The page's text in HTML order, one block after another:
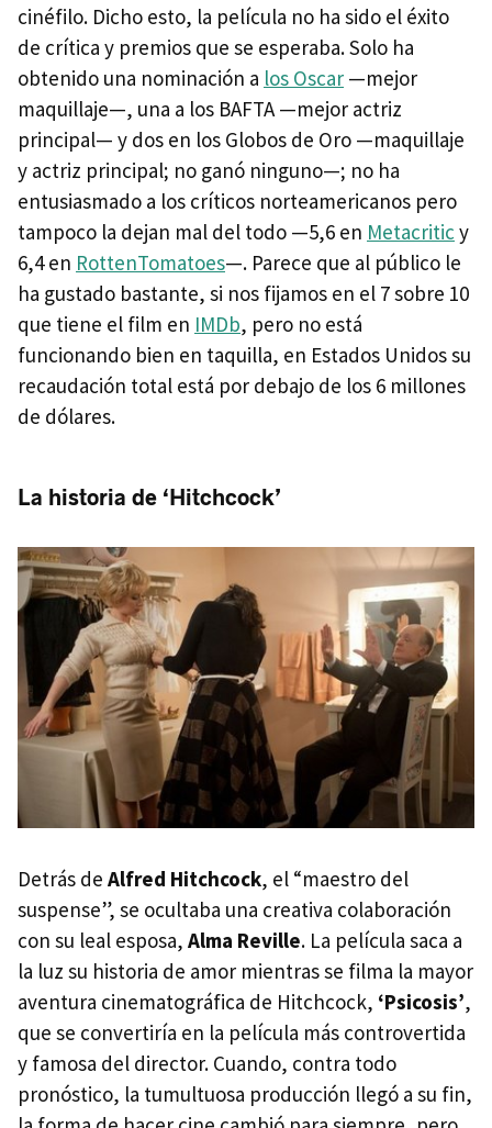
cinéfilo. Dicho esto, la película no ha sido el éxito
de crítica y premios que se esperaba. Solo ha
obtenido una nominación a los Oscar —mejor
maquillaje—, una a los BAFTA —mejor actriz
principal— y dos en los Globos de Oro —maquillaje
y actriz principal; no ganó ninguno—; no ha
entusiasmado a los críticos norteamericanos pero
tampoco la dejan mal del todo —5,6 en Metacriticy
6,4 en RottenTomatoes—. Parece que al público le
ha gustado bastante, si nos fijamos en el 7 sobre 10
que tiene el film en IMDb, pero no está
funcionando bien en taquilla, en Estados Unidos su
recaudación total está por debajo de los 6 millones
de dólares.
La historia de ‘Hitchcock’
Detrás de Alfred Hitchcock, el “maestro del
suspense”, se ocultaba una creativa colaboración
con su leal esposa, Alma Reville. La película saca a
la luz su historia de amor mientras se filma la mayor
aventura cinematográfica de Hitchcock, ‘Psicosis’,
que se convertiría en la película más controvertida
y famosa del director. Cuando, contra todo
pronóstico, la tumultuosa producción llegó a su fin,